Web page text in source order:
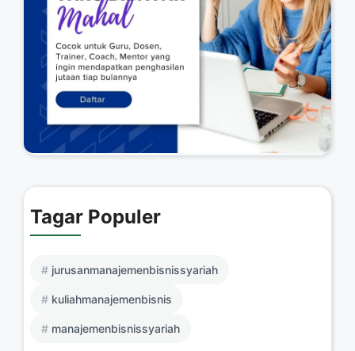
Tagar Populer
jurusanmanajemenbisnissyariah
kuliahmanajemenbisnis
manajemenbisnissyariah